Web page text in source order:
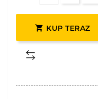
 KUP TERAZ